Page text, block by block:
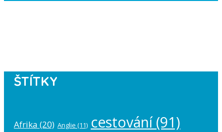
ŠTÍTKY
Afrika (20) Anglie (11) cestování(91)